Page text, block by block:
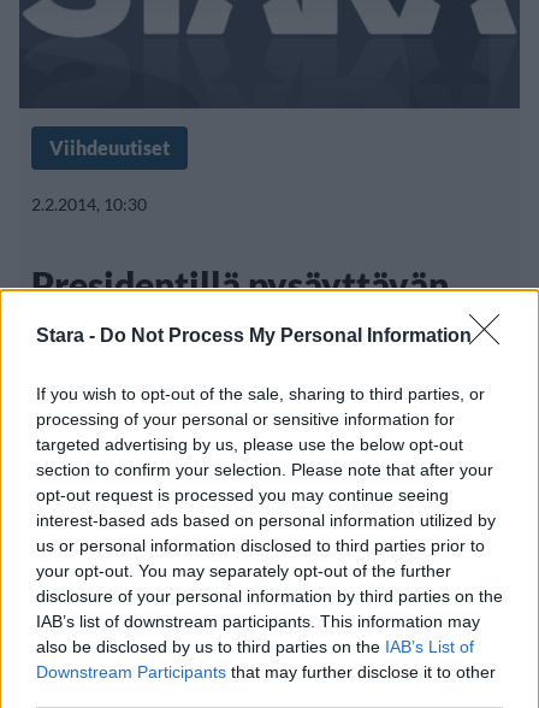
Stara - Do Not Process My Personal Information
If you wish to opt-out of the sale, sharing to third parties, or
processing of your personal or sensitive information for
targeted advertising by us, please use the below opt-out
section to confirm your selection. Please note that after your
opt-out request is processed you may continue seeing
interest-based ads based on personal information utilized by
us or personal information disclosed to third parties prior to
your opt-out. You may separately opt-out of the further
disclosure of your personal information by third parties on the
IAB’s list of downstream participants. This information may
also be disclosed by us to third parties on the IAB’s List of
Downstream Participants that may further disclose it to other
Viihdeuutiset
2.2.2014, 10:30
Presidentillä pysäyttävän
seksikäs sihteeri!
Sihteerivitseissä sihteeri on usein nuori
kaunis nainen, joka harrastaa esimiehensä
Info
Tietoa meistä
Yhteistyössä
Kesä!